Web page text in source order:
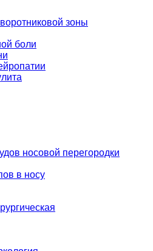
зоны
боли
носовой перегородки
в носу